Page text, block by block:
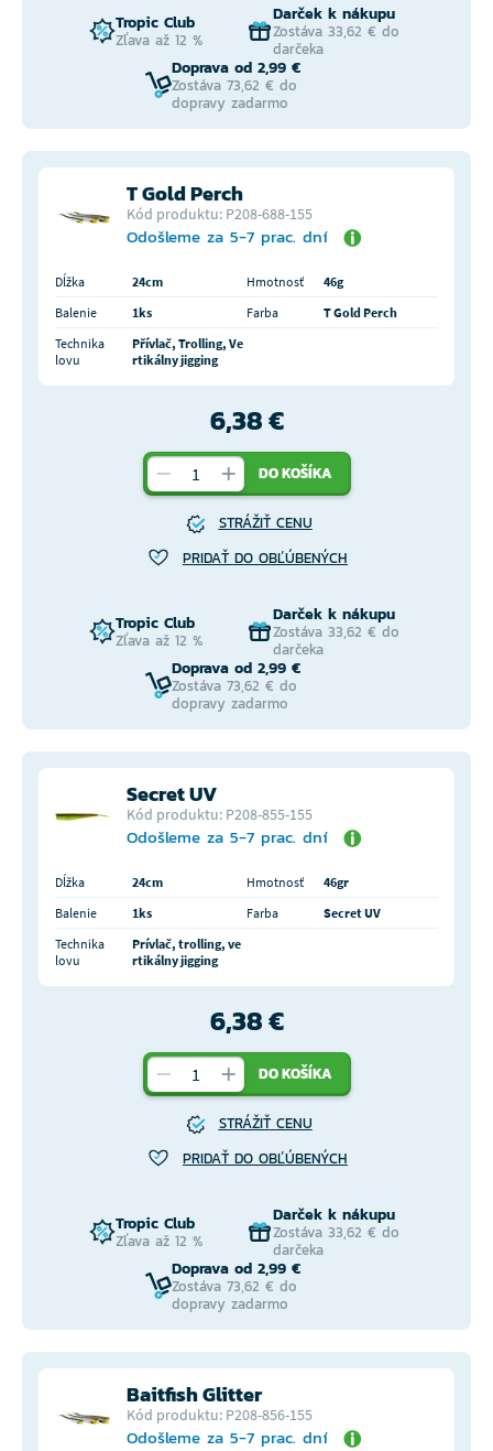
Tropic Club
Zľava až 12 %
Darček k nákupu
Zostáva 33,62 € do
darčeka
Doprava od 2,99 €
Zostáva 73,62 € do
dopravy zadarmo
T Gold Perch
Kód produktu: P208-688-155
Odošleme za 5-7 prac. dní
Dĺžka 24cm Hmotnosť
46g
Balenie
1ks Farba
T Gold Perch
Technika
lovu
Přívlač, Trolling, Ve
rtikálny jigging
6,38 €
DO KOŠÍKA
STRÁŽIŤ CENU
PRIDAŤ DO OBĽÚBENÝCH
Tropic Club
Zľava až 12 %
Darček k nákupu
Zostáva 33,62 € do
darčeka
Doprava od 2,99 €
Zostáva 73,62 € do
dopravy zadarmo
Secret UV
Kód produktu: P208-855-155
Odošleme za 5-7 prac. dní
Dĺžka 24cm Hmotnosť
46gr
Balenie
1ks Farba
Secret UV
Technika
lovu
Prívlač, trolling, ve
rtikálny jigging
6,38 €
DO KOŠÍKA
STRÁŽIŤ CENU
PRIDAŤ DO OBĽÚBENÝCH
Tropic Club
Zľava až 12 %
Darček k nákupu
Zostáva 33,62 € do
darčeka
Doprava od 2,99 €
Zostáva 73,62 € do
dopravy zadarmo
Baitfish Glitter
Kód produktu: P208-856-155
Odošleme za 5-7 prac. dní